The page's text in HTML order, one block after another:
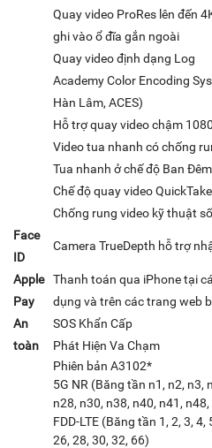
Quay video ProRes lên đến
ghi vào ổ đĩa gắn ngoài
Quay video định dạng Log
Academy Color Encoding
Hàn Lâm, ACES)
Hỗ trợ quay video chậm
Video tua nhanh có chống
Tua nhanh ở chế độ Ban Đêm
Chế độ quay video QuickTake
Chống rung video kỹ thuật
Face
ID
Camera TrueDepth hỗ trợ
Apple
Pay
Thanh toán qua iPhone tại
dụng và trên các trang web
An
toàn
SOS Khẩn Cấp
Phát Hiện Va Chạm
Phiên bản A3102*
5G NR (Băng tần n1, n2, n3,
n28, n30, n38, n40, n41,
FDD-LTE (Băng tần 1, 2, 3, 4,
26, 28, 30, 32, 66)